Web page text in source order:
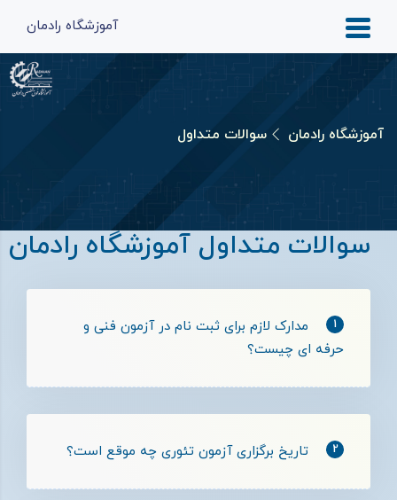
آموزشگاه رادمان
آموزشگاه رادمان سوالات متداول
سوالات متداول آموزشگاه رادمان
1
مدارک لازم برای ثبت نام در آزمون فنی و
حرفه ای چیست؟
2 تاریخ برگزاری آزمون تئوری چه موقع است؟